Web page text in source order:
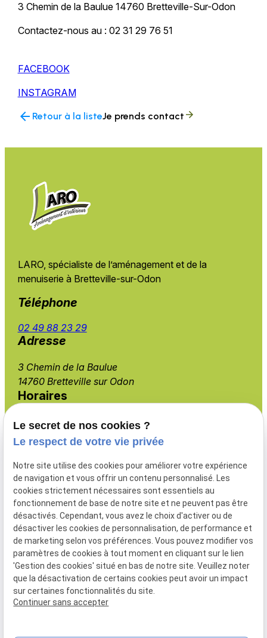
3 Chemin de la Baulue 14760 Bretteville-Sur-Odon
Contactez-nous au : 02 31 29 76 51
FACEBOOK
INSTAGRAM
arrow_back Retour à la listeJe prends contact
LARO, spécialiste de l’aménagement et de la
menuiserie à Bretteville-sur-Odon
Téléphone
02 49 88 23 29
Adresse
3 Chemin de la Baulue
14760 Bretteville sur Odon
Horaires
Lundi - Vendredi
08:00 - 19:00
Menuiserie extérieure
Aménagement intérieur
Isolation
Nos produits
Nos réalisations
Mentions légales
Le secret de nos cookies ?
Le respect de votre vie privée
Notre site utilise des cookies pour améliorer votre expérience
de navigation et vous offrir un contenu personnalisé. Les
cookies strictement nécessaires sont essentiels au
fonctionnement de base de notre site et ne peuvent pas être
désactivés. Cependant, vous avez le choix d'activer ou de
désactiver les cookies de personnalisation, de performance et
de marketing selon vos préférences. Vous pouvez modifier vos
paramètres de cookies à tout moment en cliquant sur le lien
'Gestion des cookies' situé en bas de notre site. Veuillez noter
que la désactivation de certains cookies peut avoir un impact
sur certaines fonctionnalités du site.
Continuer sans accepter